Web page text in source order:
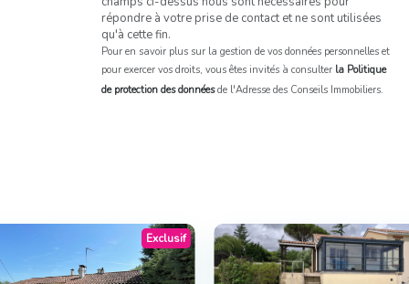
répondre à votre prise de contact et ne sont utilisées
qu'à cette fin.
Pour en savoir plus sur la gestion de vos données personnelles et
pour exercer vos droits, vous êtes invités à consulter la Politique
de protection des donnéesde l'Adresse des Conseils Immobiliers.
Exclusif